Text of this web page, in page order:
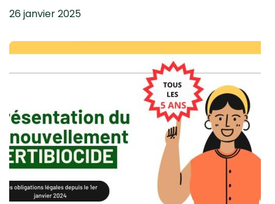
26 janvier 2025